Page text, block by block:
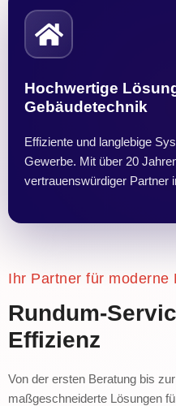
Hochwertige
Gebäudetechnik
Effiziente und langlebige
Gewerbe. Mit über 20
vertrauenswürdiger Partner
Ihr Partner für moderne
Rundum-
Effizienz
Von der ersten Beratung bis
maßgeschneiderte Lösungen